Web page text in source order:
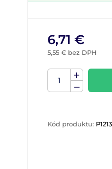
6,71 €
5,55 € bez DPH
Kód produktu: